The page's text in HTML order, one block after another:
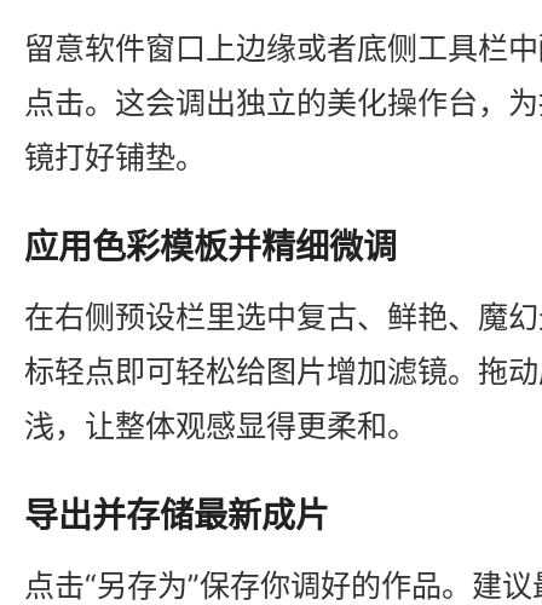
留意软件窗口上边缘或者底侧工具栏
点击。这会调出独立的美化操作台，
镜打好铺垫。
应用色彩模板并精细微调
在右侧预设栏里选中复古、鲜艳、魔
标轻点即可轻松给图片增加滤镜。拖
浅，让整体观感显得更柔和。
导出并存储最新成片
点击“另存为”保存你调好的作品。建